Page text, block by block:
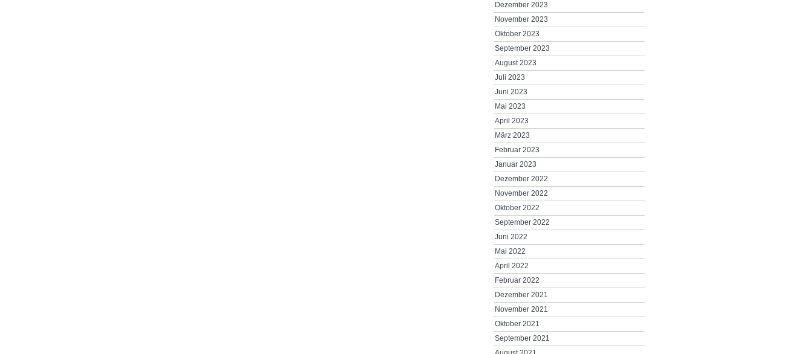
Dezember 2023
November 2023
Oktober 2023
September 2023
August 2023
Juli 2023
Juni 2023
Mai 2023
April 2023
März 2023
Februar 2023
Januar 2023
Dezember 2022
November 2022
Oktober 2022
September 2022
Juni 2022
Mai 2022
April 2022
Februar 2022
Dezember 2021
November 2021
Oktober 2021
September 2021